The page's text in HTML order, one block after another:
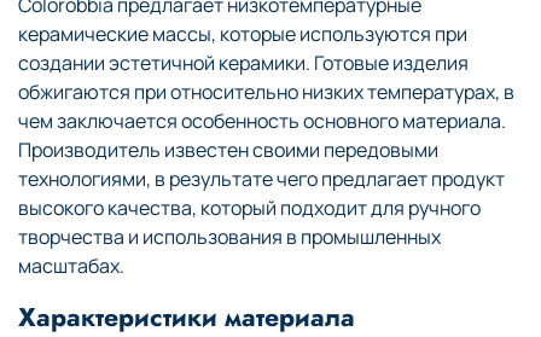
керамические массы, которые используются при
создании эстетичной керамики. Готовые изделия
обжигаются при относительно низких температурах, в
чем заключается особенность основного материала.
Производитель известен своими передовыми
технологиями, в результате чего предлагает продукт
высокого качества, который подходит для ручного
творчества и использования в промышленных
масштабах.
Характеристики материала